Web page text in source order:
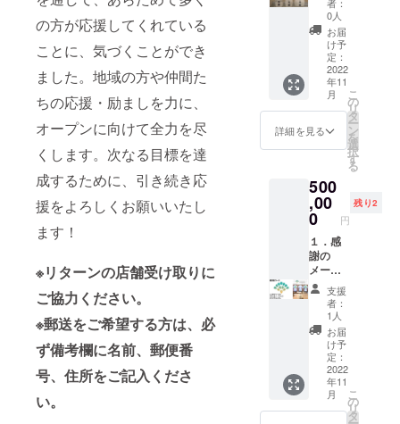
の方が応援してくれている
ことに、気づくことができ
ました。地域の方や仲間た
ちの応援・励ましを力に、
オープンに向けて全力を尽
くします。次なる目標を達
成するために、引き続き応
援をよろしくお願いいたし
ます！
※リターンの店舗受け取りに
ご協力ください。
※郵送をご希望する方は、必
ず備考欄に名前、郵便番
号、住所をご記入くださ
い。
郵便番
号、住
所をご
記入く
ださ
い。
る方
は、必
ず備考
欄にお
名前、
郵便番
号、住
所をご
記入く
は無料
で貸し
出しま
す。 ※
貸切利
用する
日程
は、あ
らかじ
さい。
３．オ
リジナ
ルTシャ
ツ1枚
ロゴプ
リント
面：フ
ロント
orバッ
ク 色：
白、ネ
ビー、
グレー
をリ
ターン
し作家
大野雄
哉さん
に作っ
ていた
だいた
大きな
こけし
(高さ約
50cm)
名、団
体名、
企業名
を記入
し、
Boulder
ing
Spot
Landm
arkが営
業する
限り店
内に展
示せて
いただ
きま
す。
者：
0人
お届
け予
定：
2022
年11
月
詳細を見る
こ
の
リ
タ
ー
ン
を
選
択
す
る
500
,00
0 円
残り2
１．感
謝の
メール
２．10
年フ
リーパ
ス 当施
設を10
年間利
用でき
るフ
リーパ
ス ※２
支援
者：
1人
お届
け予
定：
2022
年11
月
こ
の
リ
タ